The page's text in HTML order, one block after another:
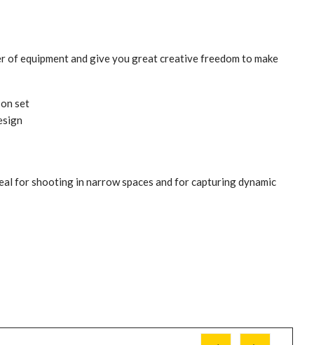
of equipment and give you great creative freedom to make
set
for shooting in narrow spaces and for capturing dynamic